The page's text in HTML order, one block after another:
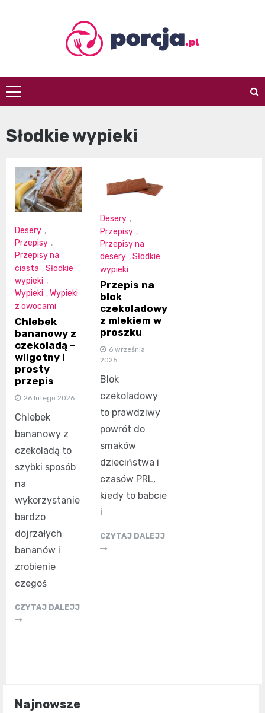
porcja.pl
Słodkie wypieki
Desery ,
Przepisy ,
Przepisy na
ciasta ,Słodkie
wypieki ,
Wypieki ,Wypieki
z owocami
Chlebek
bananowy z
czekoladą –
wilgotny i
prosty
przepis
26 lutego 2026
Chlebek
bananowy z
czekoladą to
szybki sposób
na
wykorzystanie
bardzo
dojrzałych
bananów i
zrobienie
czegoś
CZYTAJ DALEJJ
Desery ,
Przepisy ,
Przepisy na
desery ,Słodkie
wypieki
Przepis na
blok
czekoladowy
z mlekiem w
proszku
6 września
2025
Blok
czekoladowy
to prawdziwy
powrót do
smaków
dzieciństwa i
czasów PRL,
kiedy to babcie
i
CZYTAJ DALEJJ
Najnowsze